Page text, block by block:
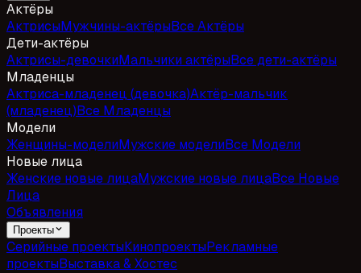
Актёры
АктрисыМужчины-актёрыВсе Актёры
Дети-актёры
Актрисы-девочкиМальчики актёрыВсе дети-актёры
Младенцы
Актриса-младенец (девочка)Актёр-мальчик
(младенец)Все Младенцы
Модели
Женщины-моделиМужские моделиВсе Модели
Новые лица
Женские новые лицаМужские новые лицаВсе Новые
Лица
Объявления
Проекты
Серийные проектыКинопроектыРекламные
проектыВыставка & Хостес